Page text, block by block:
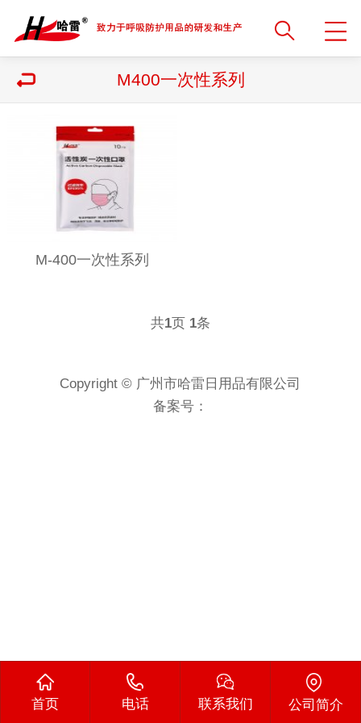
M400一次性系列
M-400一次性系列
共1页 1条
Copyright © 广州市哈雷日用品有限公司
备案号：
首页 电话 联系我们 公司简介